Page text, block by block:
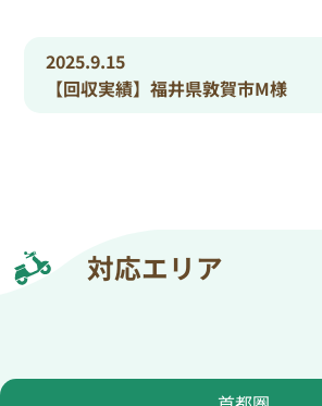
2025.9.15
【回収実績】福井県敦賀市M様
対応エリア